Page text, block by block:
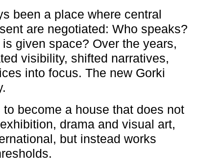
been a place where central
are negotiated: Who speaks?
given space? Over the years,
visibility, shifted narratives,
into focus. The new Gorki
become a house that does not
drama and visual art,
but instead works